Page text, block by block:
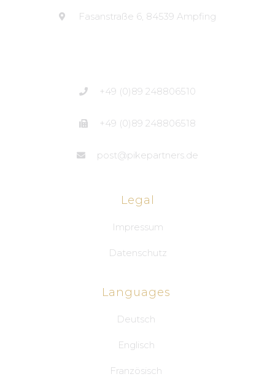
Fasanstraße 6, 84539 Ampfing
+49 (0)89 248806510
+49 (0)89 248806518
post@pikepartners.de
Legal
Impressum
Datenschutz
Languages
Deutsch
Englisch
Französisch